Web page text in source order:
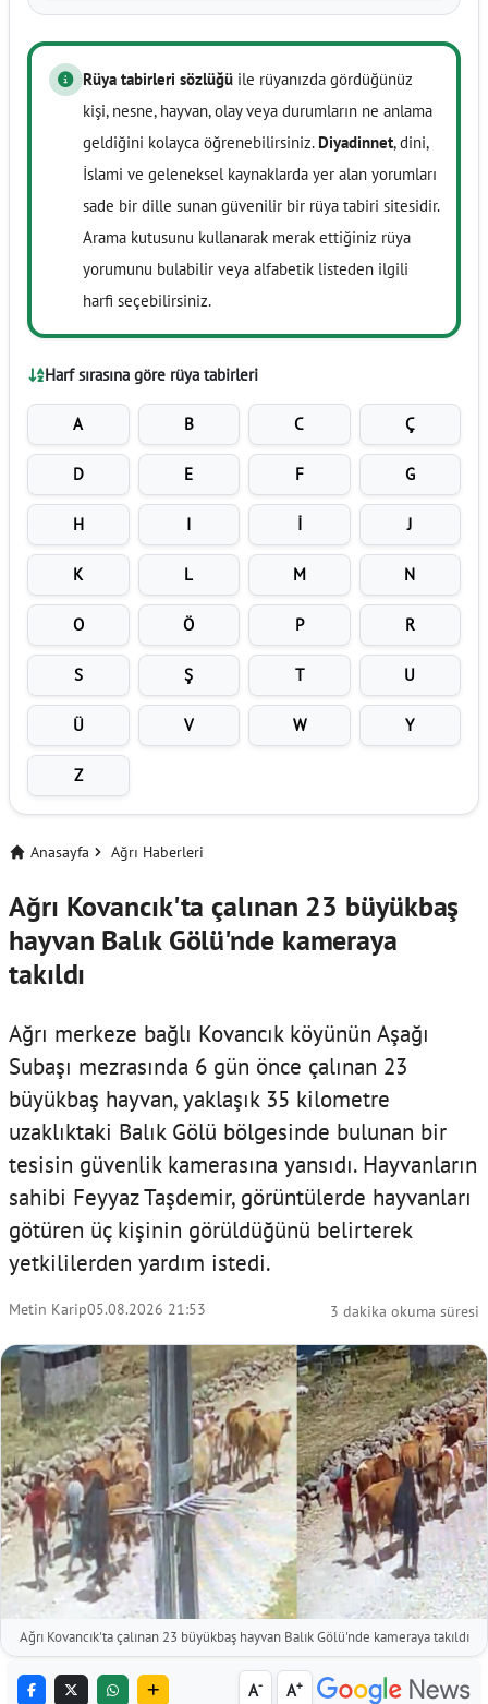
Rüya tabirleri sözlüğü ile rüyanızda gördüğünüz
kişi, nesne, hayvan, olay veya durumların ne anlama
geldiğini kolayca öğrenebilirsiniz. Diyadinnet, dini,
İslami ve geleneksel kaynaklarda yer alan yorumları
sade bir dille sunan güvenilir bir rüya tabiri sitesidir.
Arama kutusunu kullanarak merak ettiğiniz rüya
yorumunu bulabilir veya alfabetik listeden ilgili
harfi seçebilirsiniz.
Harf sırasına göre rüya tabirleri
A B C Ç
D E F G
H I İ J
K L M N
O Ö P R
S Ş T U
Ü V W Y
Z
Anasayfa Ağrı Haberleri
Ağrı Kovancık'ta çalınan 23 büyükbaş
hayvan Balık Gölü'nde kameraya
takıldı
Ağrı merkeze bağlı Kovancık köyünün Aşağı
Subaşı mezrasında 6 gün önce çalınan 23
büyükbaş hayvan, yaklaşık 35 kilometre
uzaklıktaki Balık Gölü bölgesinde bulunan bir
tesisin güvenlik kamerasına yansıdı. Hayvanların
sahibi Feyyaz Taşdemir, görüntülerde hayvanları
götüren üç kişinin görüldüğünü belirterek
yetkililerden yardım istedi.
Metin Karip05.08.2026 21:53 3 dakika okuma süresi
Ağrı Kovancık'ta çalınan 23 büyükbaş hayvan Balık Gölü'nde kameraya takıldı
A- A+